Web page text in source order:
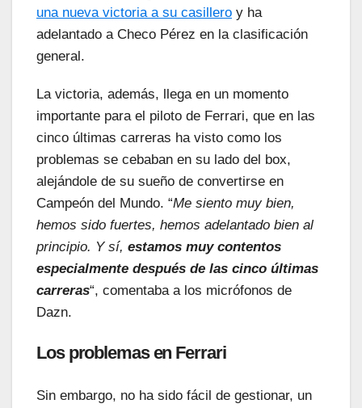
una nueva victoria a su casillero y ha
adelantado a Checo Pérez en la clasificación
general.
La victoria, además, llega en un momento
importante para el piloto de Ferrari, que en las
cinco últimas carreras ha visto como los
problemas se cebaban en su lado del box,
alejándole de su sueño de convertirse en
Campeón del Mundo. “Me siento muy bien,
hemos sido fuertes, hemos adelantado bien al
principio. Y sí, estamos muy contentos
especialmente después de las cinco últimas
carreras“, comentaba a los micrófonos de
Dazn.
Los problemas en Ferrari
Sin embargo, no ha sido fácil de gestionar, un